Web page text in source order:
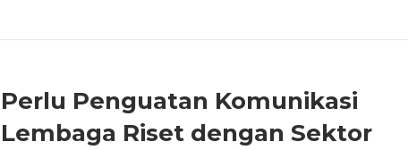
Perlu Penguatan Komunikasi
Lembaga Riset dengan Sektor